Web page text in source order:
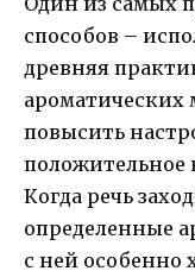
способов –
древняя
ароматических
повысить
положительное
Когда речь
определенные
с ней особенно